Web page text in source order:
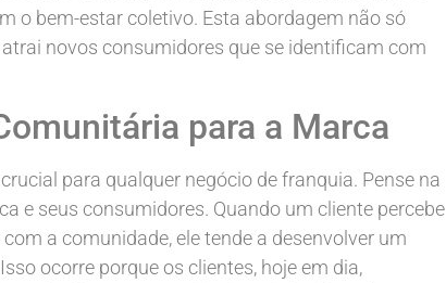
o bem-estar coletivo. Esta abordagem não só
novos consumidores que se identificam com
para a Marca
para qualquer negócio de franquia. Pense na
e seus consumidores. Quando um cliente percebe
a comunidade, ele tende a desenvolver um
ocorre porque os clientes, hoje em dia,